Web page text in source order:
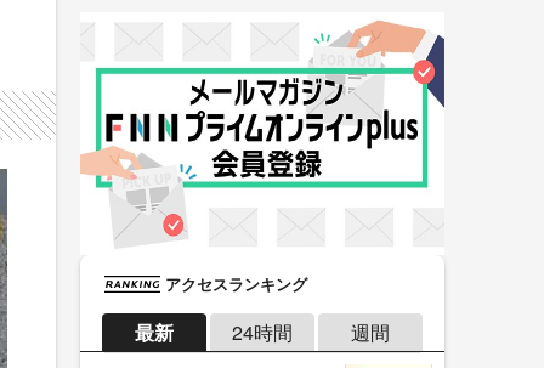
アクセスランキング
最新 24時間 週間